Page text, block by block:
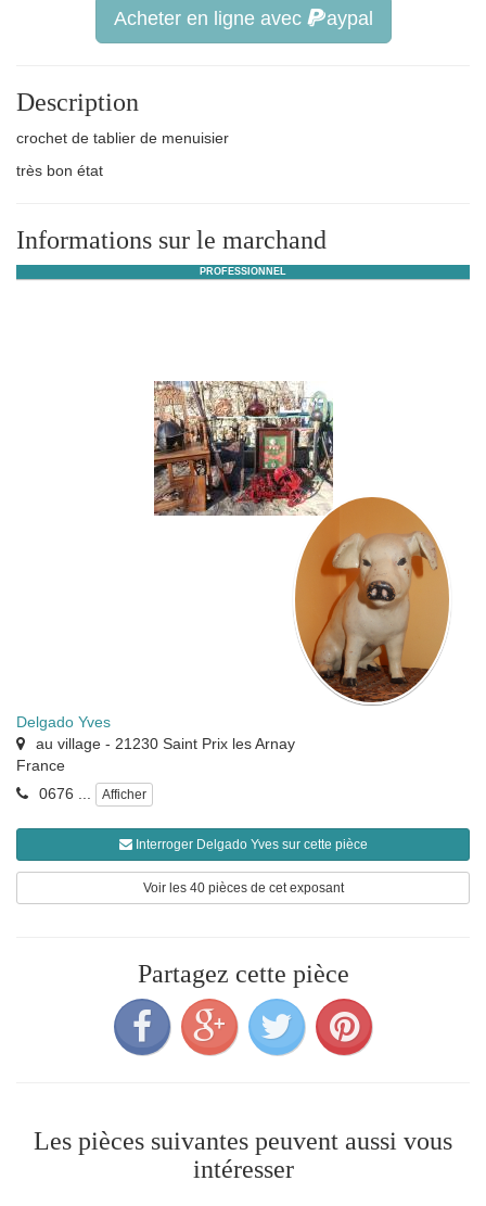
Acheter en ligne avec aypal
Description
crochet de tablier de menuisier
très bon état
Informations sur le marchand
PROFESSIONNEL
Delgado Yves
au village - 21230 Saint Prix les Arnay
France
0676 ...
Afficher
Interroger Delgado Yves sur cette pièce
Voir les 40 pièces de cet exposant
Partagez cette pièce
Les pièces suivantes peuvent aussi vous
intéresser